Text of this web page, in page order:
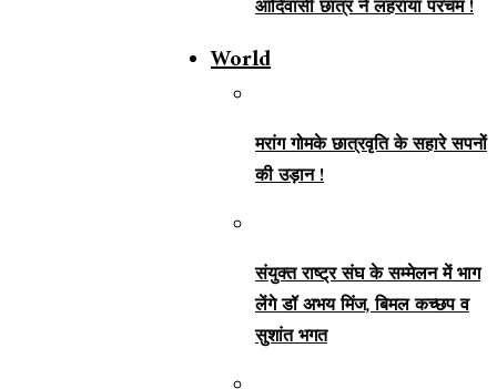
आदिवासी छात्र ने लहराया परचम !
World
मरांग गोमके छात्रवृति के सहारे सपनों
की उड़ान !
संयुक्त राष्ट्र संघ के सम्मेलन में भाग
लेंगे डॉ अभय मिंज, बिमल कच्छप व
सुशांत भगत